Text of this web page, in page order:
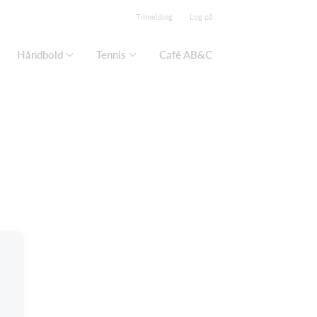
Tilmelding Log på
Håndbold Tennis Café AB&C